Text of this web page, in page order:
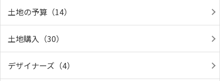
土地の予算（14）
土地購入（30）
デザイナーズ（4）